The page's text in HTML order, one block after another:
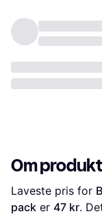
Om
Laveste pris for
pack er 47 kr.